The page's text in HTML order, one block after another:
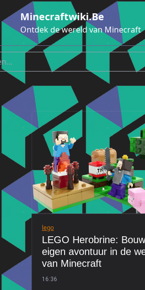
naar
de
inhoud
Minecraftwiki.be
Ontdek de wereld van Minecraft
lego
LEGO Herobrine:
eigen avontuur in de
van Minecraft
16:36